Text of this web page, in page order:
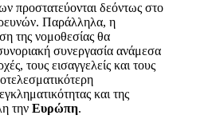
προστατεύονται δεόντως στο
Παράλληλα, η
της νομοθεσίας θα
συνεργασία ανάμεσα
τους εισαγγελείς και τους
και της
την Ευρώπη.